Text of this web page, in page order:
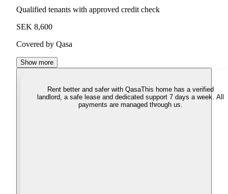
Qualified tenants with approved credit check
SEK 8,600
Covered by Qasa
Show more
Rent better and safer with QasaThis home has a verified
landlord, a safe lease and dedicated support 7 days a week. All
payments are managed through us.